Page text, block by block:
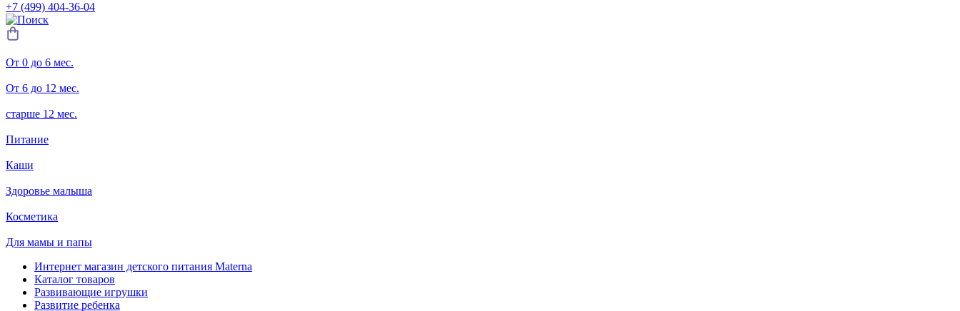
+7 (499) 404-36-04
От 0 до 6 мес.
От 6 до 12 мес.
старше 12 мес.
Питание
Каши
Здоровье малыша
Косметика
Для мамы и папы
Интернет магазин детского питания Materna
Каталог товаров
Развивающие игрушки
Развитие ребенка